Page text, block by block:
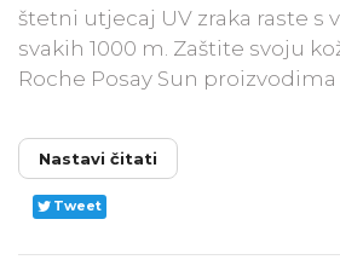
štetni utjecaj UV zraka raste s
svakih 1000 m. Zaštite svoju
Roche Posay Sun proizvodima
Nastavi čitati
Tweet